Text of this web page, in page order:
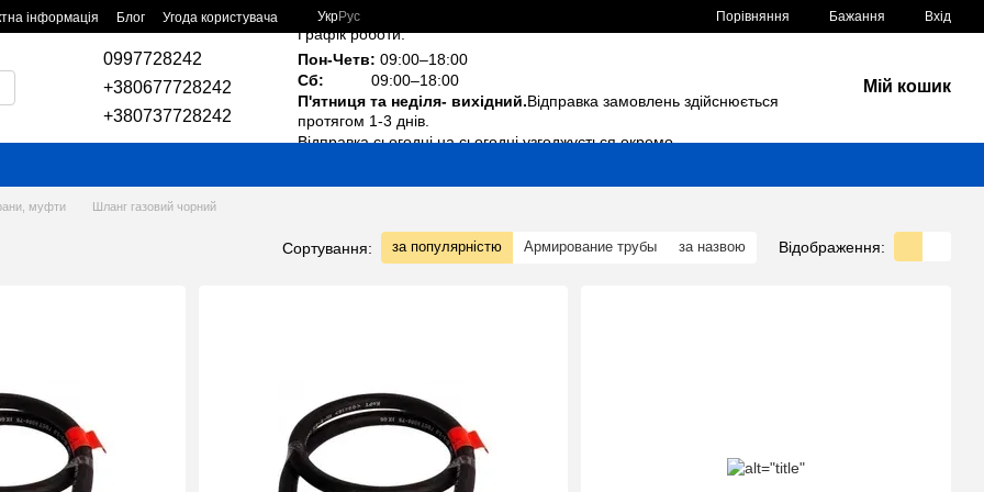
інформація Блог Угода користувача УкрРус Порівняння Бажання Вхід
0997728242
+380677728242
+380737728242
Графік роботи:
Пон-Четв: 09:00–18:00
Сб:
09:00–18:00
П'ятниця та неділя- вихідний.Відправка замовлень здійснюється
протягом 1-3 днів.
Відправка сьогодні на сьогодні узгоджується окремо.
Мій кошик
муфти Шланг газовий чорний
Сортування: за популярністю Армирование трубы за назвою Відображення: